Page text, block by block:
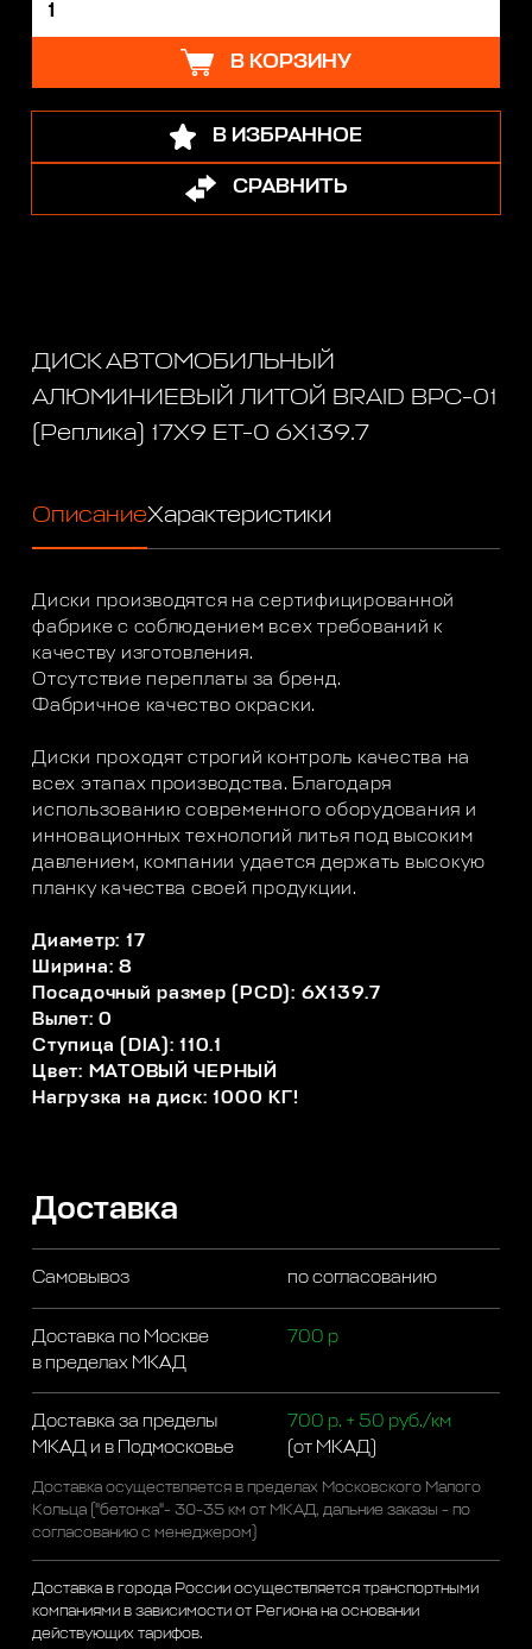
В КОРЗИНУ
В ИЗБРАННОЕ
СРАВНИТЬ
ДИСК АВТОМОБИЛЬНЫЙ
АЛЮМИНИЕВЫЙ ЛИТОЙ BRAID BPC-01
(Реплика) 17Х9 ET-0 6X139.7
ОписаниеХарактеристики
Диски производятся на сертифицированной
фабрике с соблюдением всех требований к
качеству изготовления.
Отсутствие переплаты за бренд.
Фабричное качество окраски.
Диски проходят строгий контроль качества на
всех этапах производства. Благодаря
использованию современного оборудования и
инновационных технологий литья под высоким
давлением, компании удается держать высокую
планку качества своей продукции.
Диаметр: 17
Ширина: 8
Посадочный размер (PCD): 6X139.7
Вылет: 0
Ступица (DIA): 110.1
Цвет: МАТОВЫЙ ЧЕРНЫЙ
Нагрузка на диск: 1000 КГ!
Доставка
Самовывоз по согласованию
Доставка по Москве
в пределах МКАД
700 р
Доставка за пределы
МКАД и в Подмосковье
700 р. + 50 руб./км
(от МКАД)
Доставка осуществляется в пределах Московского Малого
Кольца ("бетонка"- 30-35 км от МКАД, дальние заказы - по
согласованию с менеджером)
Доставка в города России осуществляется транспортными
компаниями в зависимости от Региона на основании
действующих тарифов.